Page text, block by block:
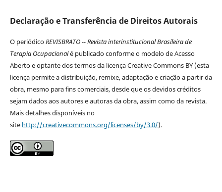
Declaração e Transferência de Direitos Autorais
O periódicoREVISBRATO -- Revista interinstitucional Brasileira de
Terapia Ocupacionalé publicado conforme o modelo de Acesso
Aberto e optante dos termos da licença Creative Commons BY (esta
licença permite a distribuição, remixe, adaptação e criação a partir da
obra, mesmo para fins comerciais, desde que os devidos créditos
sejam dados aos autores e autoras da obra, assim como da revista.
Mais detalhes disponíveis no
site http://creativecommons.org/licenses/by/3.0/).